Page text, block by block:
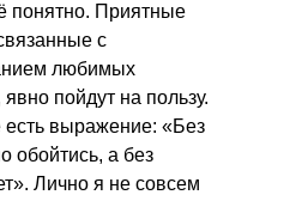
понятно. Приятные
с
любимых
пойдут на пользу.
выражение: «Без
обойтись, а без
Лично я не совсем